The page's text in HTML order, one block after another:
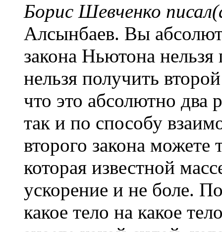
Борис Шевченко
Алсынбаев. Вы
закона Ньютона
нельзя получить
что это абсолютно два
так и по способу
второго закона можете
которая известной
ускорение и не боле.
какое тело на какое